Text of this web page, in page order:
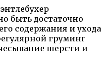
быть достаточно
содержания и ухода
груминг
шерсти и